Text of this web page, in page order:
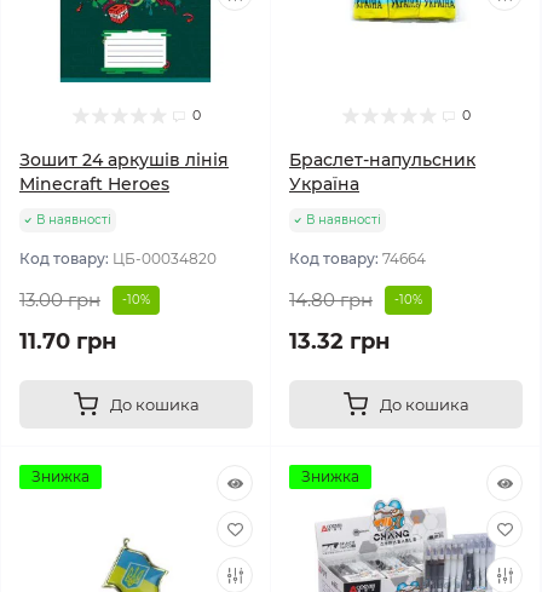
0
Зошит 24 аркушів лінія
Minecraft Heroes
В наявності
Код товару: ЦБ-00034820
13.00 грн -10%
11.70 грн
До кошика
0
Браслет-напульсник
Україна
В наявності
Код товару: 74664
14.80 грн -10%
13.32 грн
До кошика
Знижка Знижка